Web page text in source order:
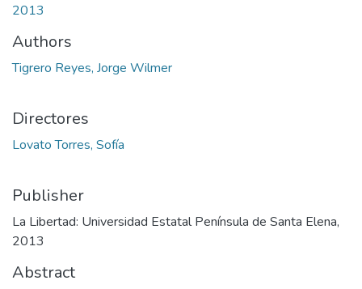
2013
Authors
Tigrero Reyes, Jorge Wilmer
Directores
Lovato Torres, Sofía
Publisher
La Libertad: Universidad Estatal Península de Santa Elena,
2013
Abstract